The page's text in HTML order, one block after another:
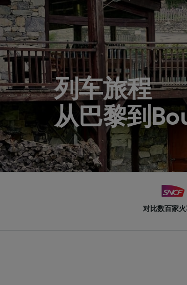
列车旅程
从巴黎到
对比数百家